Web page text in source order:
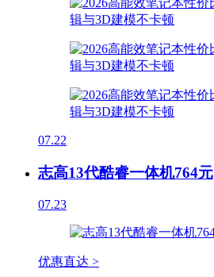
07.22
志高13代酷睿一体机764元
07.23
优惠直达 >